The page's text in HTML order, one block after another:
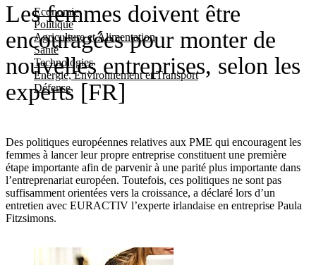
Economie
Politique
Agriculture et Alimentation
Santé
Technologies
Energie, Environnement et Transport
Défense
Les femmes doivent être
encouragées pour monter de
nouvelles entreprises, selon les
experts [FR]
Des politiques européennes relatives aux PME qui encouragent les
femmes à lancer leur propre entreprise constituent une première
étape importante afin de parvenir à une parité plus importante dans
l’entreprenariat européen. Toutefois, ces politiques ne sont pas
suffisamment orientées vers la croissance, a déclaré lors d’un
entretien avec EURACTIV l’experte irlandaise en entreprise Paula
Fitzsimons.